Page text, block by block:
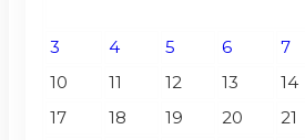
3
4 5 6 7
10
11 12 13 14
17
18 19 20 21